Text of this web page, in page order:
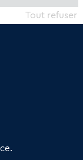
Tout refuser